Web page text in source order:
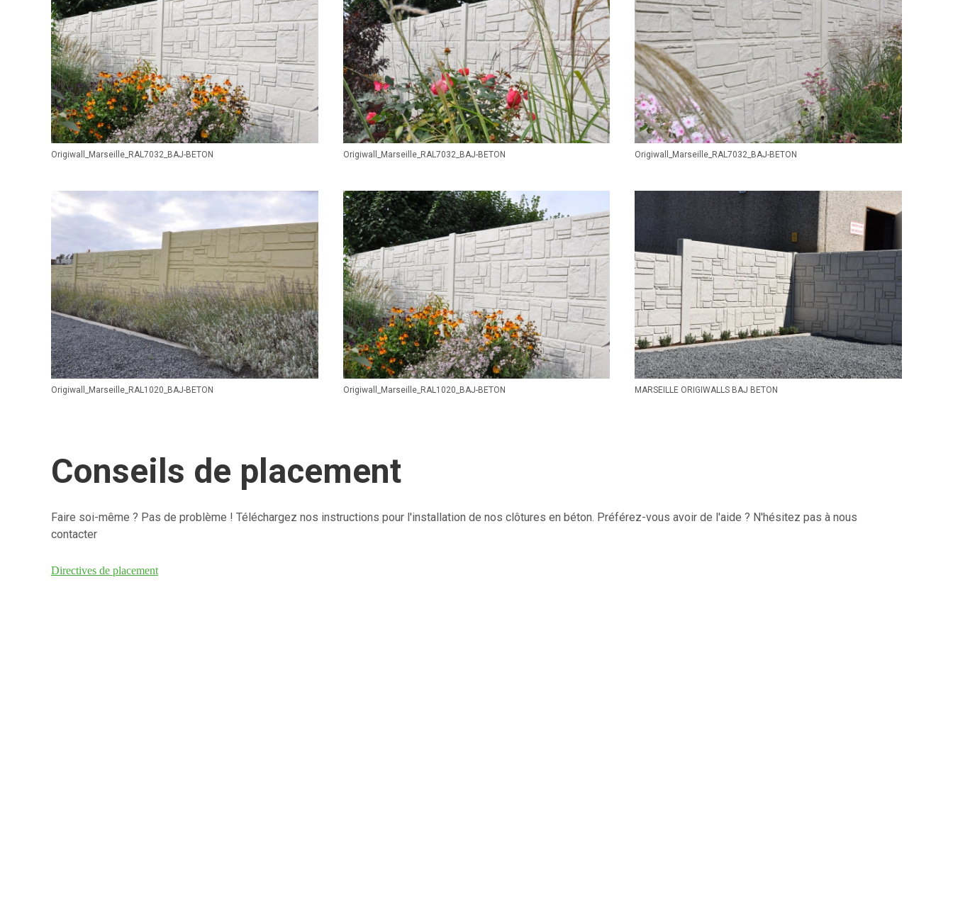
Origiwall_Marseille_RAL7032_BAJ-BETON Origiwall_Marseille_RAL7032_BAJ-BETON Origiwall_Marseille_RAL7032_BAJ-BETON
Origiwall_Marseille_RAL1020_BAJ-BETON Origiwall_Marseille_RAL1020_BAJ-BETON MARSEILLE ORIGIWALLS BAJ BETON
Conseils de placement
Faire soi-même ? Pas de problème ! Téléchargez nos instructions pour l'installation de nos clôtures en béton. Préférez-vous avoir de l'aide ? N'hésitez pas à nous
contacter
Directives de placement